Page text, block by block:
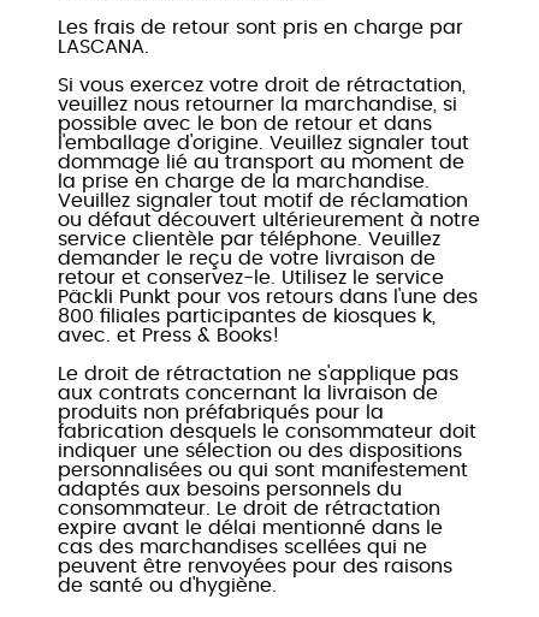
Les frais de retour sont pris en charge par
LASCANA.
Si vous exercez votre droit de rétractation,
veuillez nous retourner la marchandise, si
possible avec le bon de retour et dans
l'emballage d'origine. Veuillez signaler tout
dommage lié au transport au moment de
la prise en charge de la marchandise.
Veuillez signaler tout motif de réclamation
ou défaut découvert ultérieurement à notre
service clientèle par téléphone. Veuillez
demander le reçu de votre livraison de
retour et conservez-le. Utilisez le service
Päckli Punkt pour vos retours dans l'une des
800 filiales participantes de kiosques k,
avec. et Press & Books!
Le droit de rétractation ne s'applique pas
aux contrats concernant la livraison de
produits non préfabriqués pour la
fabrication desquels le consommateur doit
indiquer une sélection ou des dispositions
personnalisées ou qui sont manifestement
adaptés aux besoins personnels du
consommateur. Le droit de rétractation
expire avant le délai mentionné dans le
cas des marchandises scellées qui ne
peuvent être renvoyées pour des raisons
de santé ou d'hygiène.